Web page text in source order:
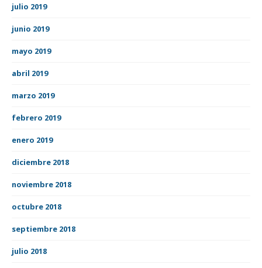
julio 2019
junio 2019
mayo 2019
abril 2019
marzo 2019
febrero 2019
enero 2019
diciembre 2018
noviembre 2018
octubre 2018
septiembre 2018
julio 2018